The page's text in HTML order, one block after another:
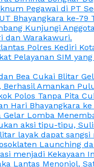
Pegawai di PT
Bhayangkara ke-79
Kunjungi
dan Warakawuri.
Polres Kediri
Pelayanan SIM
Bea Cukai Blitar
Berhasil Amankan
Polos Tanpa Pita
Hari Bhayangkara ke
Gelar Lomba
aksi tipu-tipu,
layak dapat sangsi
Launching
menjadi Kekayaan
Lantas Menonjol,